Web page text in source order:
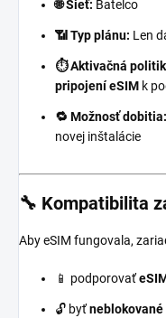
🌐 Sieť: Batelco
📶 Typ plánu: Len
⏱️ Aktivačná
pripojení eSIM k
🔁 Možnosť dobitia:
novej inštalácie
🔧 Kompatibilita
Aby eSIM fungovala,
📱 podporovať
🔓 byťneblokované